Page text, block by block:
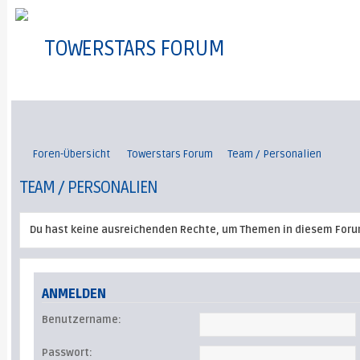
TOWERSTARS FORUM
Foren-Übersicht Towerstars Forum Team / Personalien
TEAM / PERSONALIEN
Du hast keine ausreichenden Rechte, um Themen in diesem
ANMELDEN
Benutzername:
Passwort: